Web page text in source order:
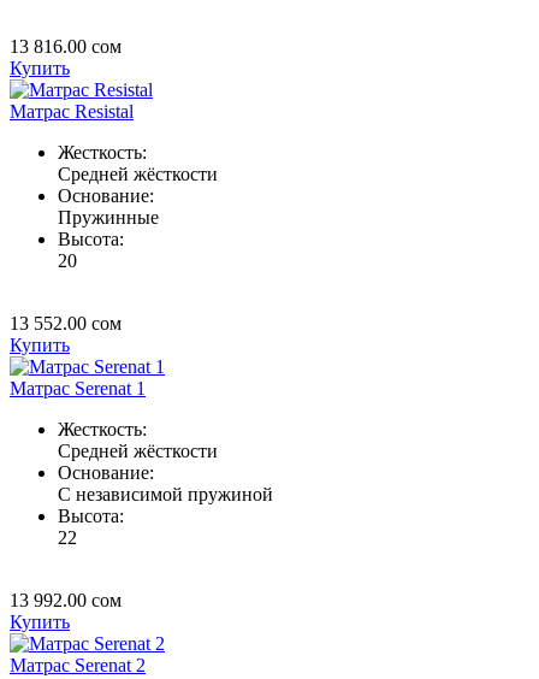
13 816.00 сом
Купить
Матрас Resistal
Жесткость:
Средней жёсткости
Основание:
Пружинные
Высота:
20
13 552.00 сом
Купить
Матрас Serenat 1
Жесткость:
Средней жёсткости
Основание:
C независимой пружиной
Высота:
22
13 992.00 сом
Купить
Матрас Serenat 2